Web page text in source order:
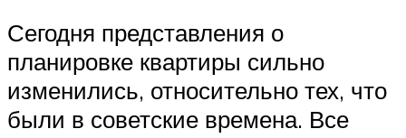
Сегодня представления о
планировке квартиры сильно
изменились, относительно тех, что
были в советские времена. Все